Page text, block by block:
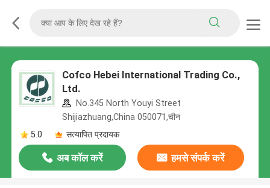
Cofco Hebei International Trading Co.,
Ltd.
No.345 North Youyi Street
Shijiazhuang,China 050071,चीन
5.0
सत्यापित प्रदायक
अब कॉल करें हमसे संपर्क करें